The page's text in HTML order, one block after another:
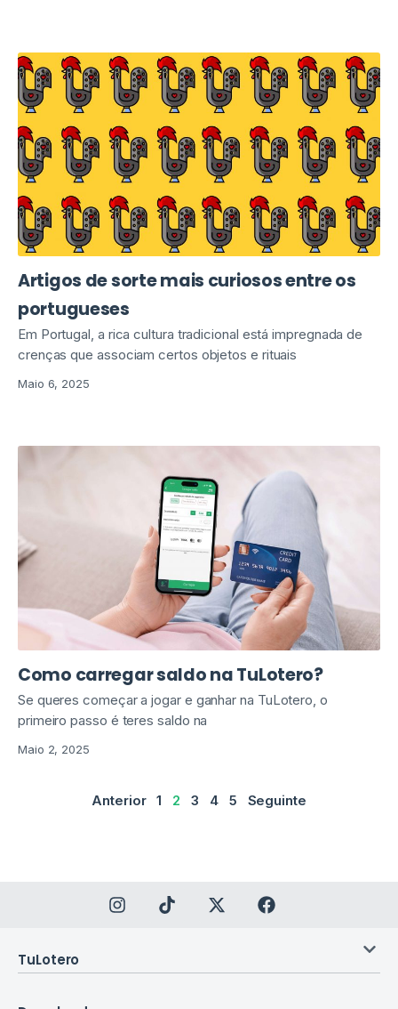
Artigos de sorte mais curiosos entre os
portugueses
Em Portugal, a rica cultura tradicional está impregnada de
crenças que associam certos objetos e rituais
Maio 6, 2025
Como carregar saldo na TuLotero?
Se queres começar a jogar e ganhar na TuLotero, o
primeiro passo é teres saldo na
Maio 2, 2025
Anterior 1 2 3 4 5 Seguinte
TuLotero